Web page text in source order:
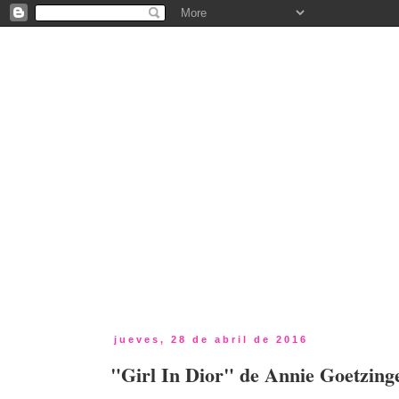
jueves, 28 de abril de 2016
"Girl In Dior" de Annie